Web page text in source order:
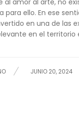
al amor al arte, no
para ello. En ese
en una de las
en el territorio
JUNIO 20, 2024